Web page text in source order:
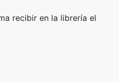
recibir en la librería el